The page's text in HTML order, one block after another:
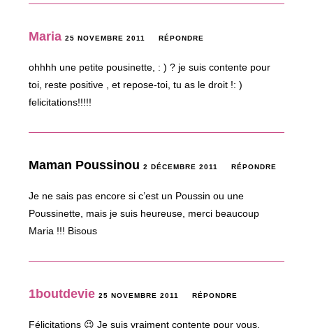
Maria 25 NOVEMBRE 2011 RÉPONDRE
ohhhh une petite pousinette, : ) ? je suis contente pour
toi, reste positive , et repose-toi, tu as le droit !: )
felicitations!!!!!
Maman Poussinou2 DÉCEMBRE 2011 RÉPONDRE
Je ne sais pas encore si c’est un Poussin ou une
Poussinette, mais je suis heureuse, merci beaucoup
Maria !!! Bisous
1boutdevie 25 NOVEMBRE 2011 RÉPONDRE
Félicitations 😉 Je suis vraiment contente pour vous.